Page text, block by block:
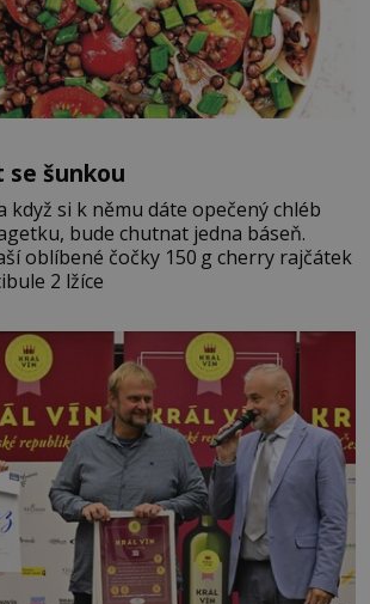
se šunkou
když si k němu dáte opečený chléb
bude chutnat jedna báseň.
2 lžíce